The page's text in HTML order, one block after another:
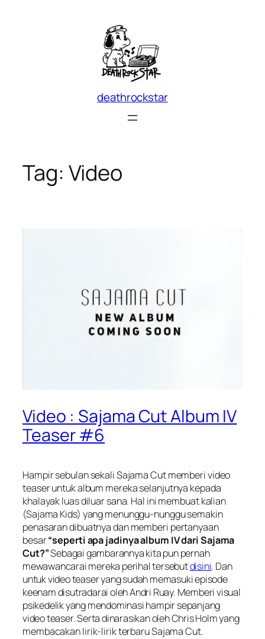
deathrockstar
Tag: Video
Video : Sajama Cut Album IV
Teaser #6
Hampir sebulan sekali Sajama Cut memberi video
teaser untuk album mereka selanjutnya kepada
khalayak luas diluar sana. Hal ini membuat kalian
(Sajama Kids) yang menunggu-nunggu semakin
penasaran dibuatnya dan memberi pertanyaan
besar“seperti apa jadinya album IV dari Sajama
Cut?”Sebagai gambarannya kita pun pernah
mewawancarai mereka perihal tersebutdisini. Dan
untuk video teaser yang sudah memasuki episode
keenam disutradarai oleh Andri Ruay. Memberi visual
psikedelik yang mendominasi hampir sepanjang
video teaser. Serta dinarasikan oleh Chris Holm yang
membacakan lirik-lirik terbaru Sajama Cut.